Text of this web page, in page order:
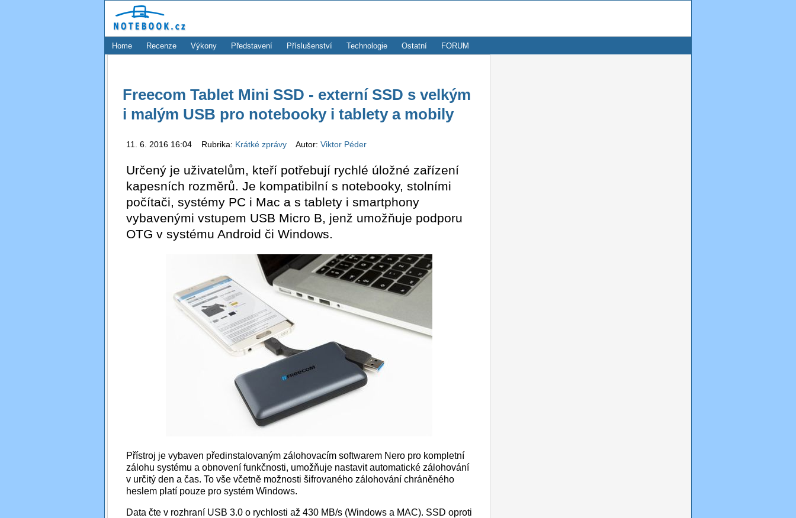
Home Recenze Výkony Představení Příslušenství Technologie Ostatní FORUM
Freecom Tablet Mini SSD - externí SSD s velkým
i malým USB pro notebooky i tablety a mobily
11. 6. 2016 16:04 Rubrika: Krátké zprávy Autor: Viktor Péder
Určený je uživatelům, kteří potřebují rychlé úložné zařízení
kapesních rozměrů. Je kompatibilní s notebooky, stolními
počítači, systémy PC i Mac a s tablety i smartphony
vybavenými vstupem USB Micro B, jenž umožňuje podporu
OTG v systému Android či Windows.
Přístroj je vybaven předinstalovaným zálohovacím softwarem Nero pro kompletní
zálohu systému a obnovení funkčnosti, umožňuje nastavit automatické zálohování
v určitý den a čas. To vše včetně možnosti šifrovaného zálohování chráněného
heslem platí pouze pro systém Windows.
Data čte v rozhraní USB 3.0 o rychlosti až 430 MB/s (Windows a MAC). SSD oproti